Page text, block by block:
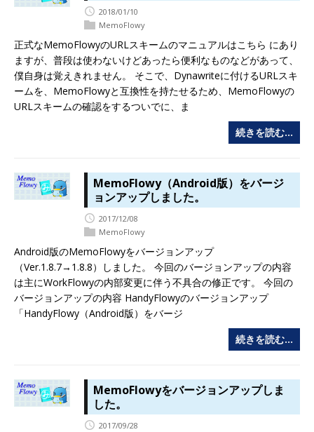
2018/01/10
MemoFlowy
正式なMemoFlowyのURLスキームのマニュアルはこちら にあり
ますが、普段は使わないけどあったら便利なものなどがあって、
僕自身は覚えきれません。 そこで、Dynawriteに付けるURLスキ
ームを、MemoFlowyと互換性を持たせるため、MemoFlowyの
URLスキームの確認をするついでに、ま
続きを読む…
MemoFlowy（Android版）をバージ
ョンアップしました。
2017/12/08
MemoFlowy
Android版のMemoFlowyをバージョンアップ
（Ver.1.8.7→1.8.8）しました。 今回のバージョンアップの内容
は主にWorkFlowyの内部変更に伴う不具合の修正です。 今回の
バージョンアップの内容 HandyFlowyのバージョンアップ
「HandyFlowy（Android版）をバージ
続きを読む…
MemoFlowyをバージョンアップしま
した。
2017/09/28